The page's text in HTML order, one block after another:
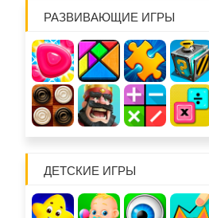
РАЗВИВАЮЩИЕ ИГРЫ
ДЕТСКИЕ ИГРЫ